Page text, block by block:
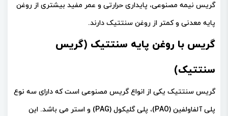
گریس نیمه مصنوعی، پایداری حرارتی و عمر مفید بیشتری از روغن
پایه معدنی و کمتر از روغن سنتتیک دارند.
گریس با روغن پایه سنتتیک (گریس
سنتتیک)
گریس سنتتیک یکی از انواع گریس مصنوعی است که دارای سه نوع
پلی آلفاولفین (PAO)، پلی گلیکول (PAG) و استر می باشد. این